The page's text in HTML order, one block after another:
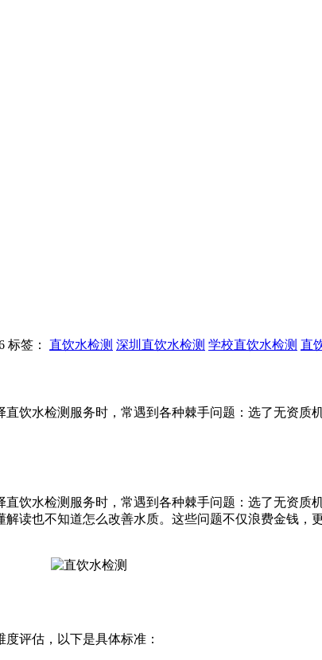
标签： 直饮水检测 深圳直饮水检测 学校直饮水检测 直
饮水检测服务时，常遇到各种棘手问题：选了无资质
饮水检测服务时，常遇到各种棘手问题：选了无资质
读也不知道怎么改善水质。这些问题不仅浪费金钱，
评估，以下是具体标准：